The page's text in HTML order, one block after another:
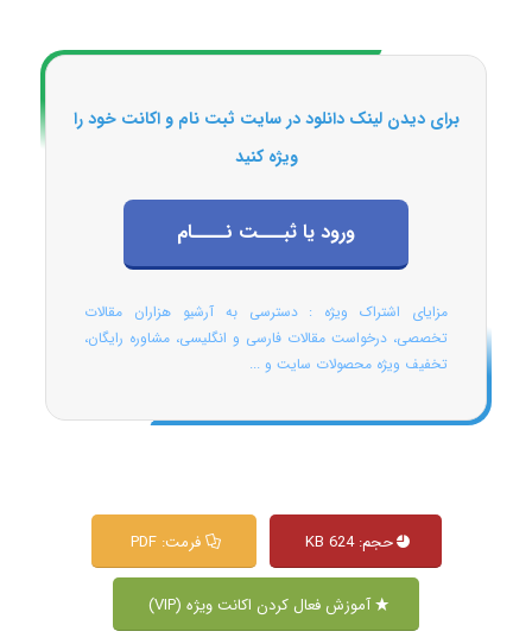
برای دیدن لینک دانلود در سایت ثبت نام و اکانت خود را
ویژه کنید
ورود یا ثبـــت نــــام
مزایای اشتراک ویژه : دسترسی به آرشیو هزاران مقالات
تخصصی، درخواست مقالات فارسی و انگلیسی، مشاوره رایگان،
تخفیف ویژه محصولات سایت و ...
حجم: 624 KB فرمت: PDF
آموزش فعال کردن اکانت ویژه (VIP)